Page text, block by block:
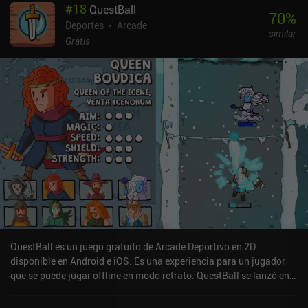
automáticamente, de modo que sólo tengamos que cronometrar
nuestros bloqueos y remates. Una vez que se nos dé bien, podemos
desactivar el modo automático para disfrutar de una experiencia
nada del otro mundo, y el torpe movimiento de la cámara y las
extravagantes animaciones pueden desanimar a algunos
jugadores. Esperemos que estos problemas y los fallos
ocasionales se solucionen con actualizaciones, ya que el juego es
aún muy nuevo y está en desarrollo activo.The Spike se monetiza
mostrando un anuncio forzado después de cada partido, lo que
resulta algo agresivo, ya que los partidos son muy cortos. En el
lado positivo, la compra de cualquiera de los iAP de moneda
premium que empiezan en 4,99 $ elimina todos los anuncios. La
moneda premium se puede gastar en comprar cosméticos u oro
para entrenar a nuestros jugadores más rápido.El juego es
divertido y promete, pero necesita más pulido para convertirse en
una gran experiencia.
#18 QuestBall
Deportes
Arcade
Gratis
70%
similar
QuestBall es un juego gratuito de Arcade Deportivo en 2D
disponible en Android e iOS. Es una experiencia para un jugador
que se puede jugar offline en modo retrato. QuestBall se lanzó en